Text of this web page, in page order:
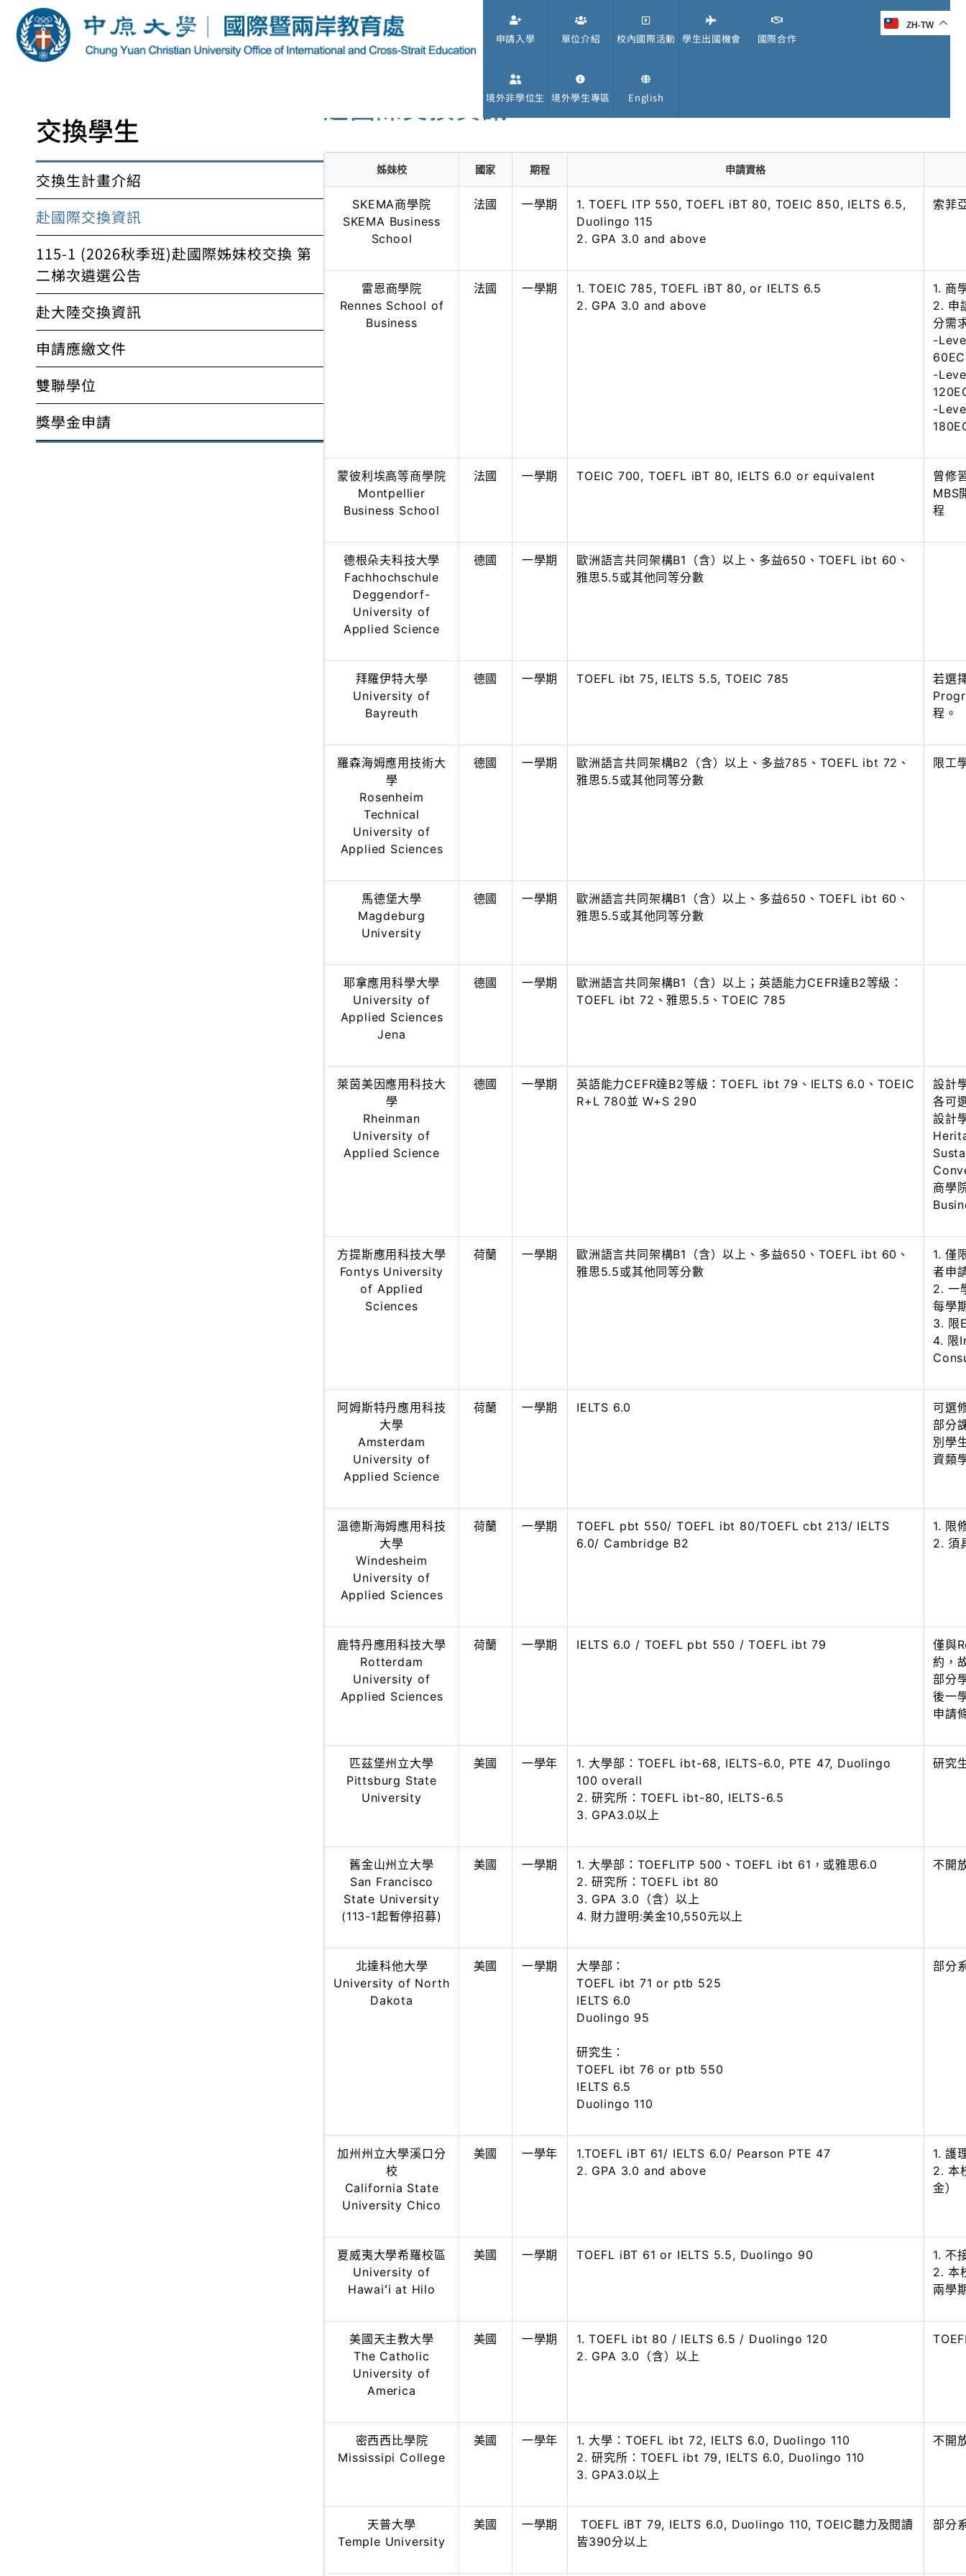
申請入學 單位介紹 校內國際活動 學生出國機會 國際合作
境外非學位生 境外學生專區 English
ZH-TW
交換學生
交換生計畫介紹
赴國際交換資訊
115-1 (2026秋季班)赴國際姊妹校交換 第
二梯次遴選公告
赴大陸交換資訊
申請應繳文件
雙聯學位
獎學金申請
赴國際交換資訊
姊妹校 國家 期程 申請資格
SKEMA商學院
SKEMA Business
School
法國 一學期
1. TOEFL ITP 550, TOEFL iBT 80, TOEIC 850, IELTS 6.5,
Duolingo 115
2. GPA 3.0 and above
索菲
雷恩商學院
Rennes School of
Business
法國 一學期
1. TOEIC 785, TOEFL iBT 80, or IELTS 6.5
2. GPA 3.0 and above
1. 商
2. 申
分需
-
-
-
蒙彼利埃高等商學院
Montpellier
Business School
法國 一學期 TOEIC 700, TOEFL iBT 80, IELTS 6.0 or equivalent
曾修
MBS
程
德根朵夫科技大學
Fachhochschule
Deggendorf-
University of
Applied Science
德國 一學期
歐洲語言共同架構B1（含）以上、多益650、TOEFL ibt 60、
雅思5.5或其他同等分數
拜羅伊特大學
University of
Bayreuth
德國 一學期 TOEFL ibt 75, IELTS 5.5, TOEIC 785
若選
程。
羅森海姆應用技術大
學
Rosenheim
Technical
University of
Applied Sciences
德國 一學期
歐洲語言共同架構B2（含）以上、多益785、TOEFL ibt 72、
雅思5.5或其他同等分數
限工
馬德堡大學
Magdeburg
University
德國 一學期
歐洲語言共同架構B1（含）以上、多益650、TOEFL ibt 60、
雅思5.5或其他同等分數
耶拿應用科學大學
University of
Applied Sciences
Jena
德國 一學期
歐洲語言共同架構B1（含）以上；英語能力CEFR達B2等級：
TOEFL ibt 72、雅思5.5、TOEIC 785
萊茵美因應用科技大
學
Rheinman
University of
Applied Science
德國 一學期
英語能力CEFR達B2等級：TOEFL ibt 79、IELTS 6.0、TOEIC
R+L 780並 W+S 290
設計
各可
設計
商學
方提斯應用科技大學
Fontys University
of Applied
Sciences
荷蘭 一學期
歐洲語言共同架構B1（含）以上、多益650、TOEFL ibt 60、
雅思5.5或其他同等分數
1. 僅
者申
2. 一
每學
3. 限
4. 限
阿姆斯特丹應用科技
大學
Amsterdam
University of
Applied Science
荷蘭 一學期 IELTS 6.0
可選
部分
別學
資類
溫德斯海姆應用科技
大學
Windesheim
University of
Applied Sciences
荷蘭 一學期
TOEFL pbt 550/ TOEFL ibt 80/TOEFL cbt 213/ IELTS
6.0/ Cambridge B2
1. 限
2. 須
鹿特丹應用科技大學
Rotterdam
University of
Applied Sciences
荷蘭 一學期 IELTS 6.0 / TOEFL pbt 550 / TOEFL ibt 79
僅與
約，
部分
後一
申請
匹茲堡州立大學
Pittsburg State
University
美國 一學年
1. 大學部：TOEFL ibt-68, IELTS-6.0, PTE 47, Duolingo
100 overall
2. 研究所：TOEFL ibt-80, IELTS-6.5
3. GPA3.0以上
研究
舊金山州立大學
San Francisco
State University
(113-1起暫停招募)
美國 一學期
1. 大學部：TOEFLITP 500、TOEFL ibt 61，或雅思6.0
2. 研究所：TOEFL ibt 80
3. GPA 3.0（含）以上
4. 財力證明:美金10,550元以上
不開
北達科他大學
University of North
Dakota
美國 一學期
大學部：
TOEFL ibt 71 or ptb 525
IELTS 6.0
Duolingo 95
研究生：
TOEFL ibt 76 or ptb 550
IELTS 6.5
Duolingo 110
部分
加州州立大學溪口分
校
California State
University Chico
美國 一學年
1.TOEFL iBT 61/ IELTS 6.0/ Pearson PTE 47
2. GPA 3.0 and above
1. 護
2. 本
金）
夏威夷大學希羅校區
University of
Hawaiʻi at Hilo
美國 一學期 TOEFL iBT 61 or IELTS 5.5, Duolingo 90
1. 不
2. 本
兩學
美國天主教大學
The Catholic
University of
America
美國 一學期
1. TOEFL ibt 80 / IELTS 6.5 / Duolingo 120
2. GPA 3.0（含）以上
密西西比學院
Mississipi College
美國 一學年
1. 大學：TOEFL ibt 72, IELTS 6.0, Duolingo 110
2. 研究所：TOEFL ibt 79, IELTS 6.0, Duolingo 110
3. GPA3.0以上
不開
天普大學
Temple University
美國 一學期
TOEFL iBT 79, IELTS 6.0, Duolingo 110, TOEIC聽力及閱讀
皆390分以上
部分